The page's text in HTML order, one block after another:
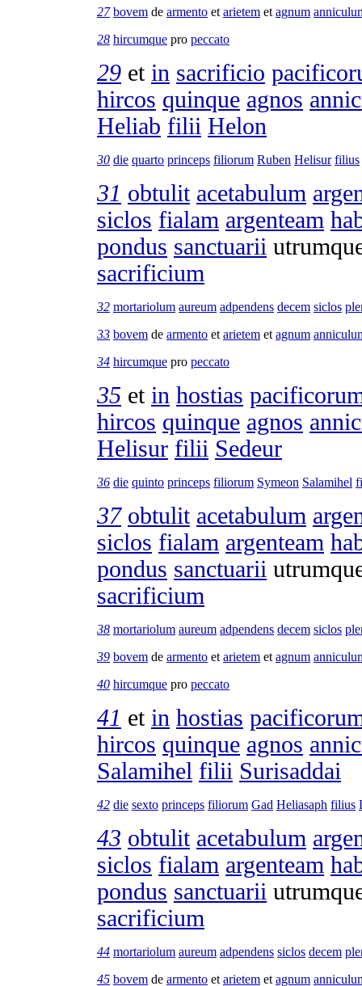
27 bovem de armento et arietem et agnum
28 hircumque pro peccato
29 et in sacrificio
hircos quinque agnos
Heliab filii Helon
30 die quarto princeps filiorum Ruben Helisur filius
31 obtulit acetabulum
siclos fialam argenteam
pondus sanctuarii
sacrificium
32 mortariolum aureum adpendens decem siclos
33 bovem de armento et arietem et agnum
34 hircumque pro peccato
35 et in hostias
hircos quinque agnos
Helisur filii Sedeur
36 die quinto princeps filiorum Symeon Salamihel
37 obtulit acetabulum
siclos fialam argenteam
pondus sanctuarii
sacrificium
38 mortariolum aureum adpendens decem siclos
39 bovem de armento et arietem et agnum
40 hircumque pro peccato
41 et in hostias
hircos quinque agnos
Salamihel filii Surisaddai
42 die sexto princeps filiorum Gad Heliasaph filius
43 obtulit acetabulum
siclos fialam argenteam
pondus sanctuarii
sacrificium
44 mortariolum aureum adpendens siclos decem
45 bovem de armento et arietem et agnum